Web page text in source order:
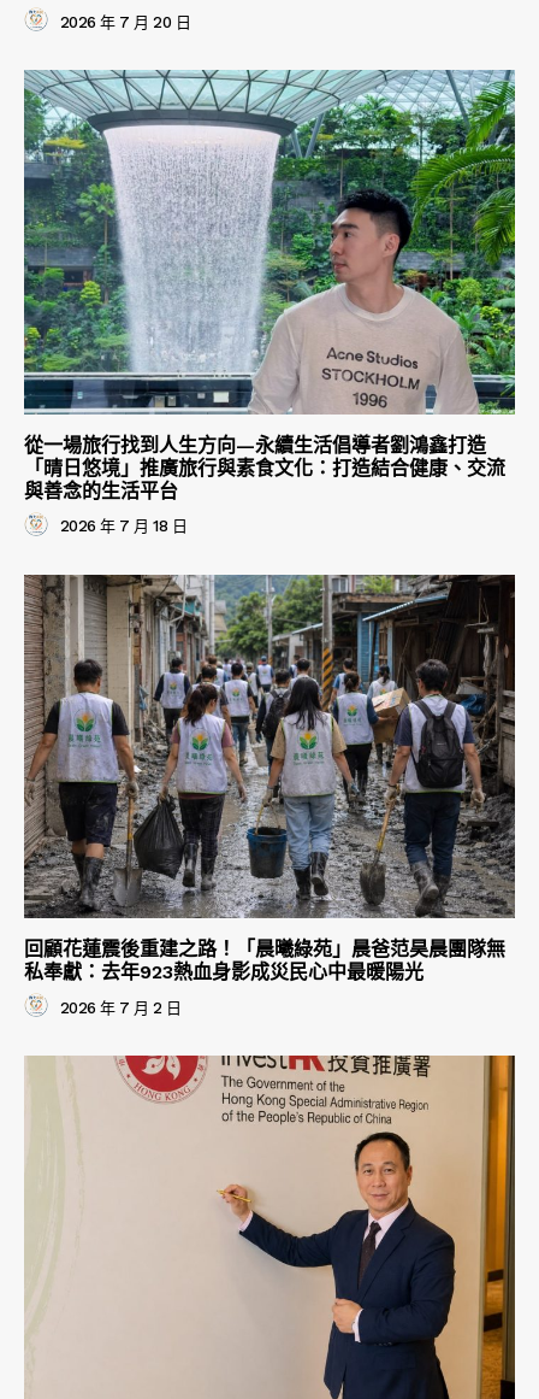
2026 年 7 月 20 日
從一場旅行找到人生方向—永續生活倡導者劉鴻鑫打造
「晴日悠境」推廣旅行與素食文化：打造結合健康、交流
與善念的生活平台
2026 年 7 月 18 日
回顧花蓮震後重建之路！「晨曦綠苑」晨爸范昊晨團隊無
私奉獻：去年923熱血身影成災民心中最暖陽光
2026 年 7 月 2 日